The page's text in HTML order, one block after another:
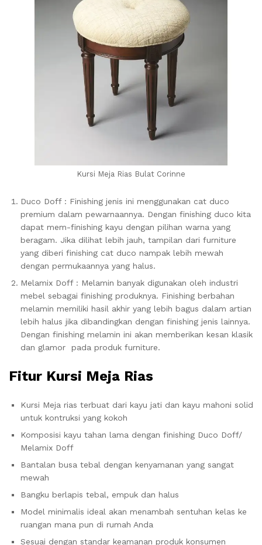
Kursi Meja Rias Bulat Corinne
Duco Doff : Finishing jenis ini menggunakan cat duco
premium dalam pewarnaannya. Dengan finishing duco kita
dapat mem-finishing kayu dengan pilihan warna yang
beragam. Jika dilihat lebih jauh, tampilan dari furniture
yang diberi finishing cat duco nampak lebih mewah
dengan permukaannya yang halus.
Melamix Doff : Melamin banyak digunakan oleh industri
mebel sebagai finishing produknya. Finishing berbahan
melamin memiliki hasil akhir yang lebih bagus dalam artian
lebih halus jika dibandingkan dengan finishing jenis lainnya.
Dengan finishing melamin ini akan memberikan kesan klasik
dan glamor pada produk furniture.
Fitur Kursi Meja Rias
Kursi Meja rias terbuat dari kayu jati dan kayu mahoni solid
untuk kontruksi yang kokoh
Komposisi kayu tahan lama dengan finishing Duco Doff/
Melamix Doff
Bantalan busa tebal dengan kenyamanan yang sangat
mewah
Bangku berlapis tebal, empuk dan halus
Model minimalis ideal akan menambah sentuhan kelas ke
ruangan mana pun di rumah Anda
Sesuai dengan standar keamanan produk konsumen